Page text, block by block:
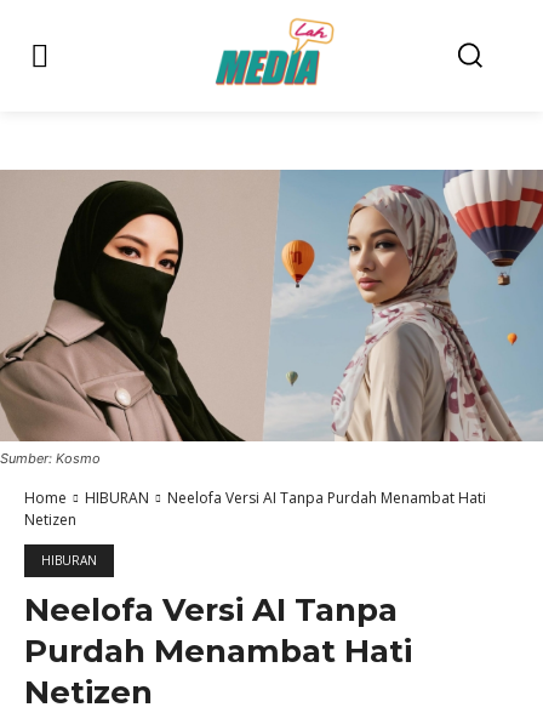
Sumber: Kosmo
Home HIBURAN
Neelofa Versi AI Tanpa Purdah Menambat Hati
Netizen
HIBURAN
Neelofa Versi AI Tanpa
Purdah Menambat Hati
Netizen